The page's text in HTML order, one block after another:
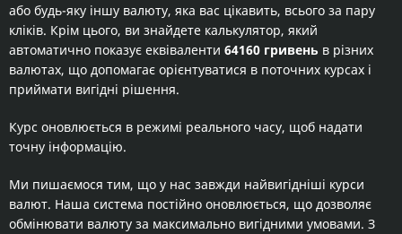
або будь-яку іншу валюту, яка вас цікавить, всього за пару
кліків. Крім цього, ви знайдете калькулятор, який
автоматично показує еквіваленти 64160 гривень в різних
валютах, що допомагає орієнтуватися в поточних курсах і
приймати вигідні рішення.
Курс оновлюється в режимі реального часу, щоб надати
точну інформацію.
Ми пишаємося тим, що у нас завжди найвигідніші курси
валют. Наша система постійно оновлюється, що дозволяє
обмінювати валюту за максимально вигідними умовами. З